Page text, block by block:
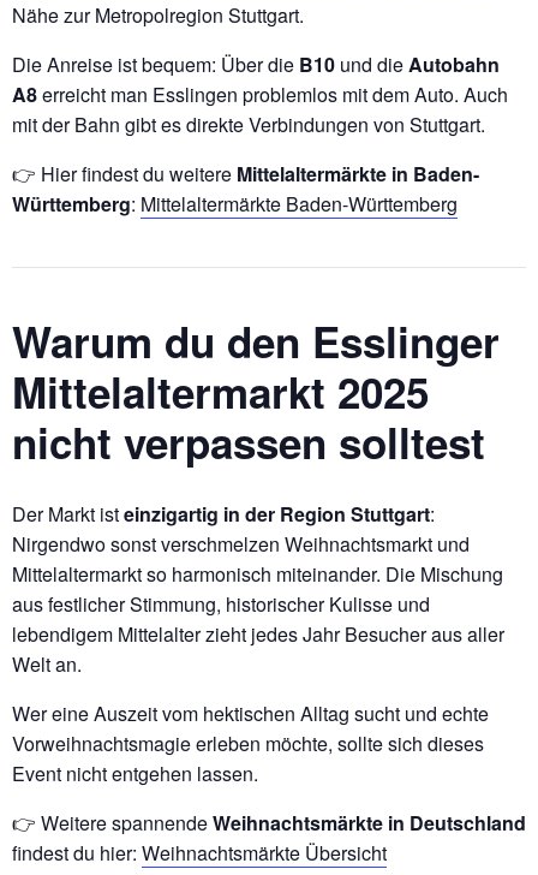
Nähe zur Metropolregion Stuttgart.
Die Anreise ist bequem: Über die B10 und dieAutobahn
A8erreicht man Esslingen problemlos mit dem Auto. Auch
mit der Bahn gibt es direkte Verbindungen von Stuttgart.
👉 Hier findest du weitere Mittelaltermärkte in Baden-
Württemberg: Mittelaltermärkte Baden-Württemberg
Warum du den Esslinger
Mittelaltermarkt 2025
nicht verpassen solltest
Der Markt isteinzigartig in der Region Stuttgart:
Nirgendwo sonst verschmelzen Weihnachtsmarkt und
Mittelaltermarkt so harmonisch miteinander. Die Mischung
aus festlicher Stimmung, historischer Kulisse und
lebendigem Mittelalter zieht jedes Jahr Besucher aus aller
Welt an.
Wer eine Auszeit vom hektischen Alltag sucht und echte
Vorweihnachtsmagie erleben möchte, sollte sich dieses
Event nicht entgehen lassen.
👉 Weitere spannendeWeihnachtsmärkte in Deutschland
findest du hier: Weihnachtsmärkte Übersicht